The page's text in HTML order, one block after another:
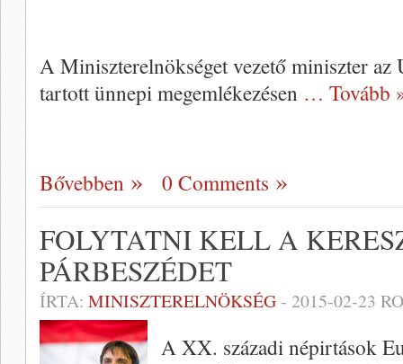
A Miniszterelnökséget vezető miniszter
tartott ünnepi megemlékezésen … Tovább
Bővebben 0 Comments
FOLYTATNI KELL A
PÁRBESZÉDET
ÍRTA: MINISZTERELNÖKSÉG- 2015-02-23
A XX. századi népirtások